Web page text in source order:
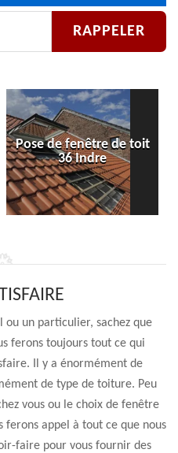
Pose de fenêtre de toit
36 Indre
ou un particulier, sachez que
ferons toujours tout ce qui
Il y a énormément de
de type de toiture. Peu
vous ou le choix de fenêtre
ferons appel à tout ce que nous
faire pour vous fournir des